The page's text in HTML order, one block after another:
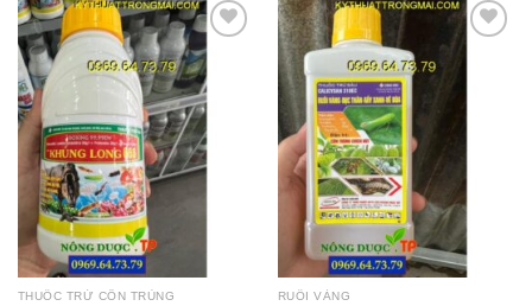
Add to
wishlist
THUỐC TRỪ CÔN TRÙNG RUỒI VÀNG